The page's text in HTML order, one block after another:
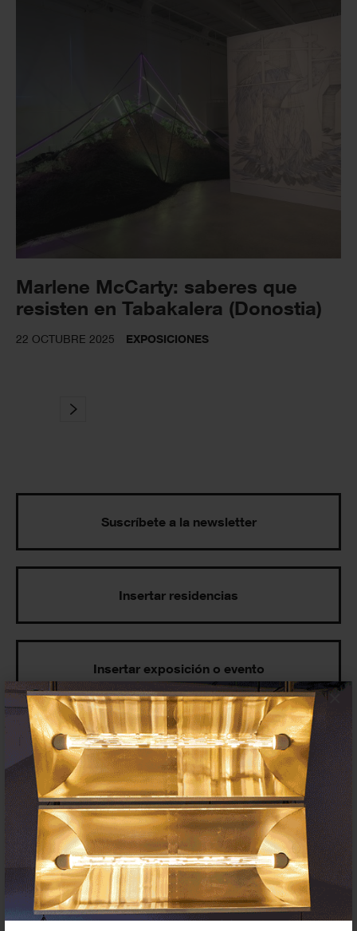
×
Marlene McCarty: saberes que
resisten en Tabakalera (Donostia)
22 OCTUBRE 2025 EXPOSICIONES
Suscríbete a la newsletter
Insertar residencias
Insertar exposición o evento
Agenda
Exposiciones, inauguraciones,
actividades.
¡Te ayudamos a encontrar el